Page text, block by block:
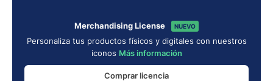
Merchandising License NUEVO
Personaliza tus productos físicos y digitales con nuestros
iconos Más información
Comprar licencia